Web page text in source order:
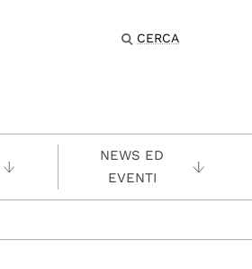
CERCA
NEWS ED
EVENTI